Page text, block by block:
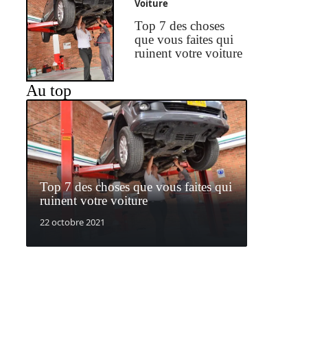
Voiture
Top 7 des choses
que vous faites qui
ruinent votre voiture
Au top
Top 7 des choses que vous faites qui
ruinent votre voiture
22 octobre 2021